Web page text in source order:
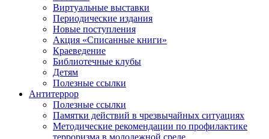
Виртуальные выставки
Периодические издания
Новые поступления
Акция «Списанные книги»
Краеведение
Библиотечные клубы
Детям
Полезные ссылки
Антитеррор
Полезные ссылки
Памятки действий в чрезвычайных ситуациях
Методические рекомендации по профилактике
терроризма в молодежной среде